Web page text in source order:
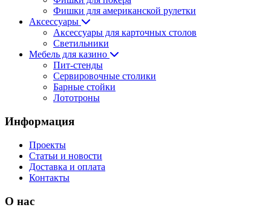
Фишки для американской рулетки
Аксессуары
Аксессуары для карточных столов
Светильники
Мебель для казино
Пит-стенды
Сервировочные столики
Барные стойки
Лототроны
Информация
Проекты
Статьи и новости
Доставка и оплата
Контакты
О нас